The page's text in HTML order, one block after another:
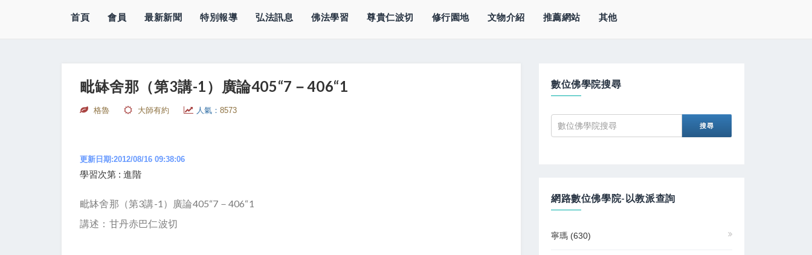
首頁 會員 最新新聞 特別報導 弘法訊息 佛法學習 尊貴仁波切 修行園地 文物介紹 推薦網站 其他
毗缽舍那（第3講-1）廣論405“7－406“1
格魯 大師有約 人氣： 8573
更新日期:2012/08/16 09:38:06
學習次第 : 進階
毗缽舍那（第3講-1）廣論405“7－406“1
講述：甘丹赤巴仁波切
數位佛學院搜尋
網路數位佛學院-以教派查詢
寧瑪 (630)